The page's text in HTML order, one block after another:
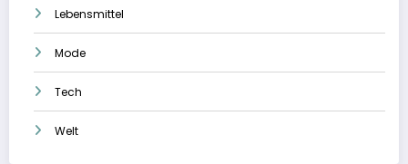
Lebensmittel
Mode
Tech
Welt